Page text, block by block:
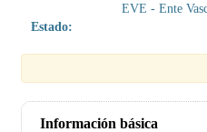
EVE - Ente
Estado:
Información básica